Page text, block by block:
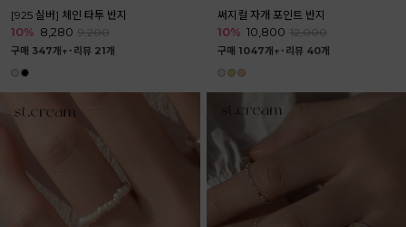
[925 실버] 체인 타투 반지
10% 8,280 9,200
구매 347개↑˙ 리뷰 21개
써지컬 자개 포인트 반지
10% 10,800 12,000
구매 1047개↑˙ 리뷰 40개